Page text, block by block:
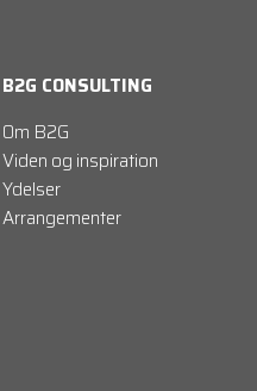
B2G CONSULTING
Om B2G
Viden og inspiration
Ydelser
Arrangementer